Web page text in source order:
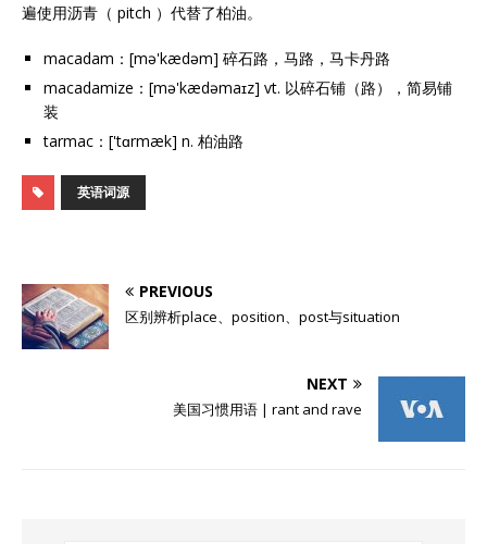
遍使用沥青（ pitch ）代替了柏油。
macadam：[mə'kædəm] 碎石路，马路，马卡丹路
macadamize：[mə'kædəmaɪz] vt. 以碎石铺（路），简易铺
装
tarmac：['tɑrmæk] n. 柏油路
英语词源
PREVIOUS
区别辨析place、position、post与situation
NEXT
美国习惯用语 | rant and rave